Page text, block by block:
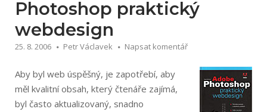
Photoshop praktický
webdesign
25. 8. 2006 Petr Václavek Napsat komentář
Aby byl web úspěšný, je zapotřebí, aby
měl kvalitní obsah, který čtenáře zajímá,
byl často aktualizovaný, snadno